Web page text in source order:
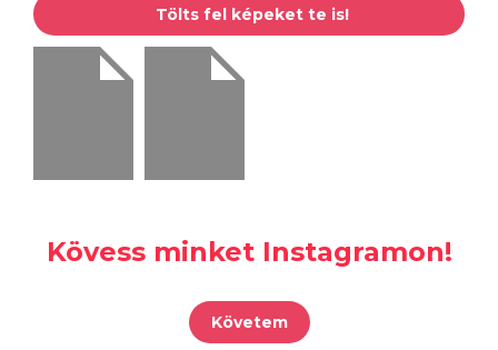
Tölts fel képeket te is!
Kövess minket Instagramon!
Követem